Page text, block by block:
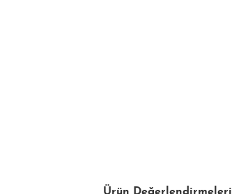
Ürün Değerlendirmeleri